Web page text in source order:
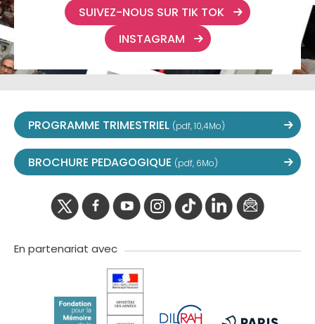
SUIVEZ-NOUS SUR TIK TOK
INSTAGRAM
PROGRAMME TRIMESTRIEL (pdf, 10,4Mo)
BROCHURE PEDAGOGIQUE (pdf, 6Mo)
En partenariat avec